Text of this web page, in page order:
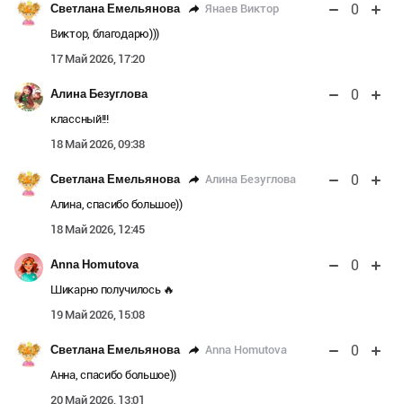
Светлана Емельянова Янаев Виктор 0
Виктор, благодарю)))
17 Май 2026, 17:20
Алина Безуглова 0
классный!!!
18 Май 2026, 09:38
Светлана Емельянова Алина Безуглова 0
Алина, спасибо большое))
18 Май 2026, 12:45
Anna Homutova 0
Шикарно получилось 🔥
19 Май 2026, 15:08
Светлана Емельянова Anna Homutova 0
Анна, спасибо большое))
20 Май 2026, 13:01